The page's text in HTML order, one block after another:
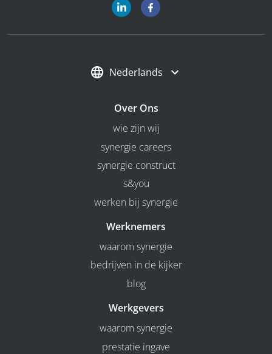
Nederlands
Over Ons
wie zijn wij
synergie careers
synergie construct
s&you
werken bij synergie
Werknemers
waarom synergie
bedrijven in de kijker
blog
Werkgevers
waarom synergie
prestatie ingave